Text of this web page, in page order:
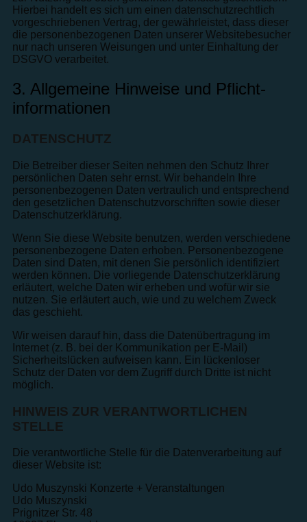
Hierbei handelt es sich um einen datenschutzrechtlich
vorgeschriebenen Vertrag, der gewährleistet, dass dieser
die personenbezogenen Daten unserer Websitebesucher
nur nach unseren Weisungen und unter Einhaltung der
DSGVO verarbeitet.
3. Allgemeine Hinweise und Pflicht­
informationen
DATENSCHUTZ
Die Betreiber dieser Seiten nehmen den Schutz Ihrer
persönlichen Daten sehr ernst. Wir behandeln Ihre
personenbezogenen Daten vertraulich und entsprechend
den gesetzlichen Datenschutzvorschriften sowie dieser
Datenschutzerklärung.
Wenn Sie diese Website benutzen, werden verschiedene
personenbezogene Daten erhoben. Personenbezogene
Daten sind Daten, mit denen Sie persönlich identifiziert
werden können. Die vorliegende Datenschutzerklärung
erläutert, welche Daten wir erheben und wofür wir sie
nutzen. Sie erläutert auch, wie und zu welchem Zweck
das geschieht.
Wir weisen darauf hin, dass die Datenübertragung im
Internet (z. B. bei der Kommunikation per E-Mail)
Sicherheitslücken aufweisen kann. Ein lückenloser
Schutz der Daten vor dem Zugriff durch Dritte ist nicht
möglich.
HINWEIS ZUR VERANTWORTLICHEN
STELLE
Die verantwortliche Stelle für die Datenverarbeitung auf
dieser Website ist:
Udo Muszynski Konzerte + Veranstaltungen
Udo Muszynski
Prignitzer Str. 48